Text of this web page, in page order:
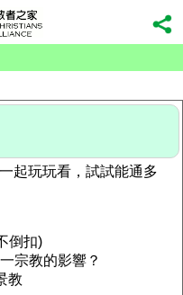
起玩玩看，試試能通多
倒扣)
宗教的影響？
教